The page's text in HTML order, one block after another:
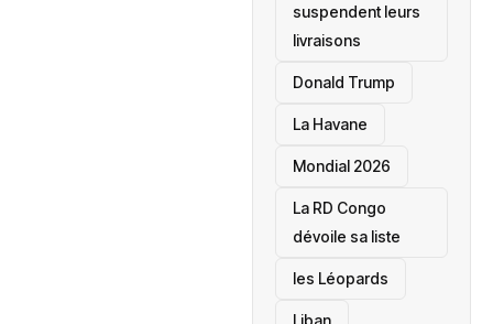
suspendent leurs
livraisons
Donald Trump
La Havane
Mondial 2026
La RD Congo
dévoile sa liste
les Léopards
‎Liban